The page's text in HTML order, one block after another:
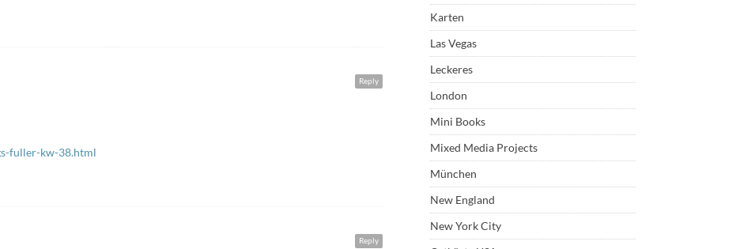
Reply
fuller-kw-38.html
Reply
Karten
Las Vegas
Leckeres
London
Mini Books
Mixed Media Projects
München
New England
New York City